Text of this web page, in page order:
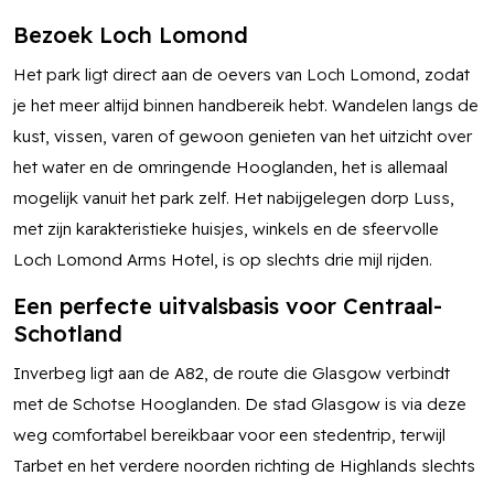
Bezoek Loch Lomond
Het park ligt direct aan de oevers van Loch Lomond, zodat
je het meer altijd binnen handbereik hebt. Wandelen langs de
kust, vissen, varen of gewoon genieten van het uitzicht over
het water en de omringende Hooglanden, het is allemaal
mogelijk vanuit het park zelf. Het nabijgelegen dorp Luss,
met zijn karakteristieke huisjes, winkels en de sfeervolle
Loch Lomond Arms Hotel, is op slechts drie mijl rijden.
Een perfecte uitvalsbasis voor Centraal-
Schotland
Inverbeg ligt aan de A82, de route die Glasgow verbindt
met de Schotse Hooglanden. De stad Glasgow is via deze
weg comfortabel bereikbaar voor een stedentrip, terwijl
Tarbet en het verdere noorden richting de Highlands slechts